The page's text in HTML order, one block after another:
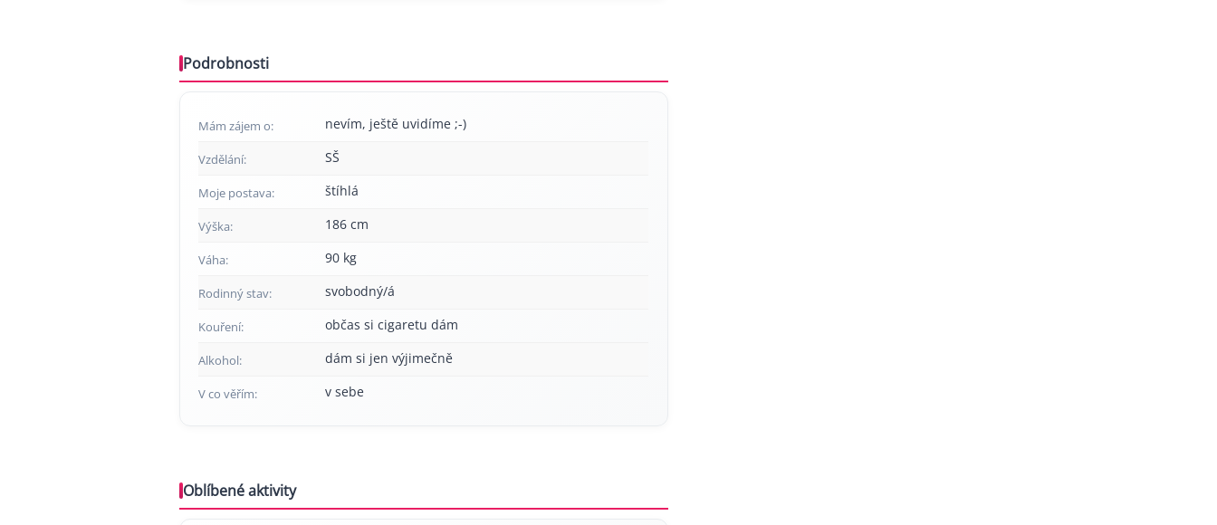
Podrobnosti
Mám zájem o: nevím, ještě uvidíme ;-)
Vzdělání: SŠ
Moje postava: štíhlá
Výška: 186 cm
Váha: 90 kg
Rodinný stav: svobodný/á
Kouření: občas si cigaretu dám
Alkohol: dám si jen výjimečně
V co věřím: v sebe
Oblíbené aktivity